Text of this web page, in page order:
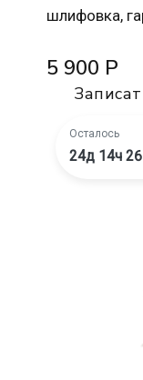
шлифовка,
5 900 Р
Осталось
24д 14ч